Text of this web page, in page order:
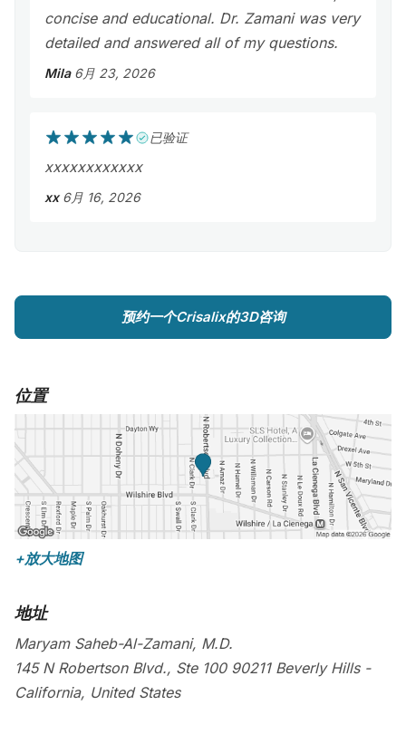
concise and educational. Dr. Zamani was very
detailed and answered all of my questions.
Mila 6月 23, 2026
已验证
xxxxxxxxxxxx
xx 6月 16, 2026
预约一个Crisalix的3D咨询
位置
+放大地图
地址
Maryam Saheb-Al-Zamani, M.D.
145 N Robertson Blvd., Ste 100 90211 Beverly Hills-
California, United States